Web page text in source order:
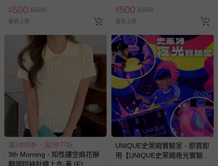
-其他原廠盒裝商品封口處已貼上「不可拆封」，或具警
示字句等說明貼紙、封條者。
相關的退換貨辦理流程，可詳見：退換貨 & 退款問題
其他常見問題：
運送服務：目前提供的運送僅限台灣本島。如您位於離島地
區，可能會無法配送，或須依據商品需加收離島運費。廠商
亦保留出貨與否的權利。離島、偏遠地區、樓層親送等加價
費用，可能會另需加收。
商品實際的配達日期，可於訂單個人資料內的查詢訂單內，
已出貨通知之訊息為主。
$500 $888
最新上架
$500 $888
最新上架
滿1件85折，滿2件77折
3th Morning - 知性鏤空麻花辮
翻領短袖針織上衣-黃 (F)
UNIQUE史萊姆實驗室 - 即買即
用【UNIQUE史萊姆夜光實驗室